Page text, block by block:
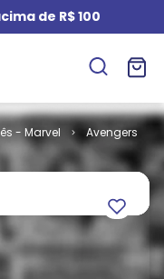
de R$ 100
- Marvel
Avengers